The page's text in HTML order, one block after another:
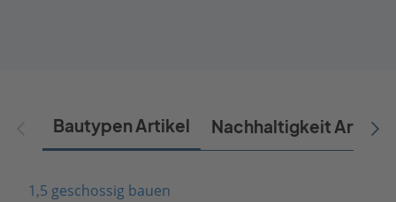
Bautypen Artikel Nachhaltigkeit Artikel
1,5 geschossig bauen